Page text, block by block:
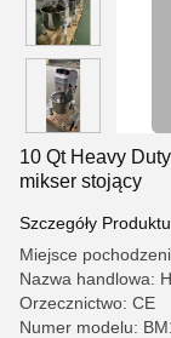
10 Qt Heavy
mikser stojący
Szczegóły Produktu
Miejsce
Nazwa handlowa:
Orzecznictwo: CE
Numer modelu: